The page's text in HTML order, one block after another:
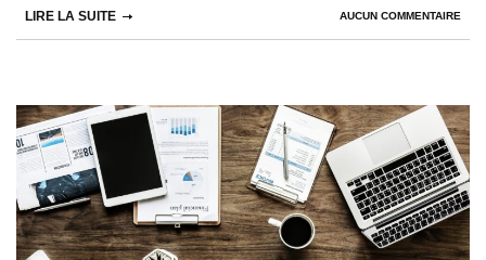
AUCUN COMMENTAIRE
LIRE LA SUITE